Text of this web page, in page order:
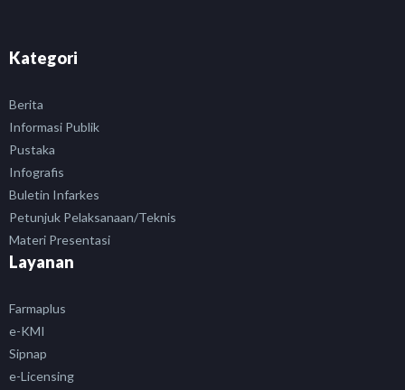
Kategori
Berita
Informasi Publik
Pustaka
Infografis
Buletin Infarkes
Petunjuk Pelaksanaan/Teknis
Materi Presentasi
Layanan
Farmaplus
e-KMI
Sipnap
e-Licensing